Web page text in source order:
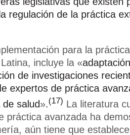
regulación de la práctica
para la
incluye la «
de investigaciones
expertos de práctica
salud».(17) La literatura
práctica avanzada ha
aún tiene que